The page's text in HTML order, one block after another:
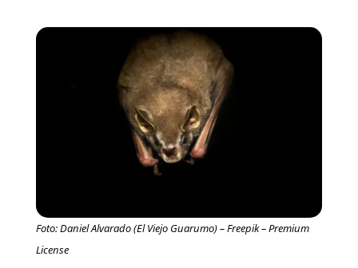
Foto: Daniel Alvarado (El Viejo Guarumo) – Freepik – Premium
License